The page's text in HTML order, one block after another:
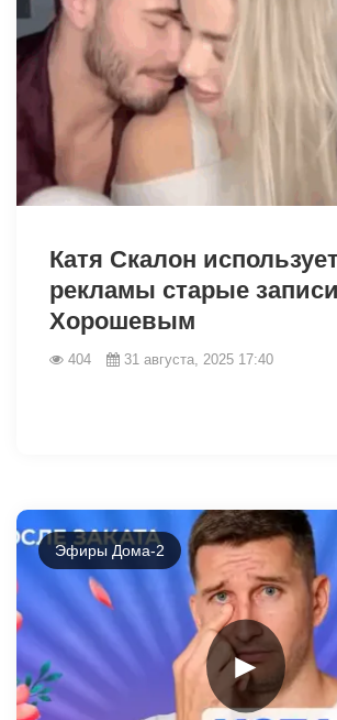
Катя Скалон
рекламы старые
Хорошевым
404 31 августа, 2025 17:40
►
Эфиры Дома-2